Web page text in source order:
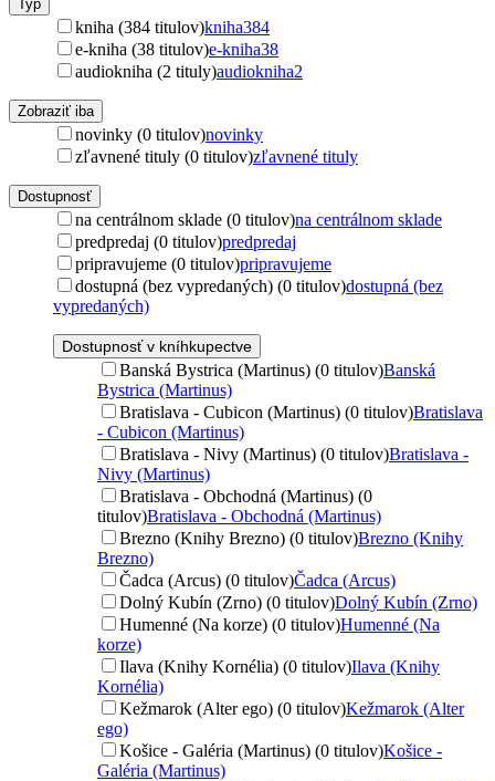
Typ
kniha (384 titulov)kniha384
e-kniha (38 titulov)e-kniha38
audiokniha (2 tituly)audiokniha2
Zobraziť iba
novinky (0 titulov)novinky
zľavnené tituly (0 titulov)zľavnené tituly
Dostupnosť
na centrálnom sklade (0 titulov)na centrálnom sklade
predpredaj (0 titulov)predpredaj
pripravujeme (0 titulov)pripravujeme
dostupná (bez vypredaných) (0 titulov)dostupná (bez
vypredaných)
Dostupnosť v kníhkupectve
Banská Bystrica (Martinus) (0 titulov)Banská
Bystrica (Martinus)
Bratislava - Cubicon (Martinus) (0 titulov)Bratislava
- Cubicon (Martinus)
Bratislava - Nivy (Martinus) (0 titulov)Bratislava -
Nivy (Martinus)
Bratislava - Obchodná (Martinus) (0
titulov)Bratislava - Obchodná (Martinus)
Brezno (Knihy Brezno) (0 titulov)Brezno (Knihy
Brezno)
Čadca (Arcus) (0 titulov)Čadca (Arcus)
Dolný Kubín (Zrno) (0 titulov)Dolný Kubín (Zrno)
Humenné (Na korze) (0 titulov)Humenné (Na
korze)
Ilava (Knihy Kornélia) (0 titulov)Ilava (Knihy
Kornélia)
Kežmarok (Alter ego) (0 titulov)Kežmarok (Alter
ego)
Košice - Galéria (Martinus) (0 titulov)Košice -
Galéria (Martinus)